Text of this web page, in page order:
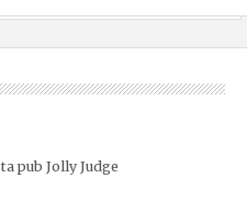
pub Jolly Judge